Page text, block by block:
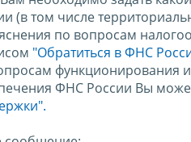
(в том числе
по вопросам
"Обратиться в ФНС
функционирования
ФНС России Вы